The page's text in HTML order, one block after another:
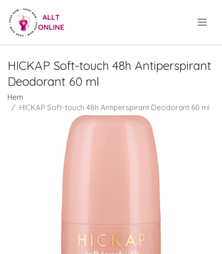
HICKAP Soft-touch 48h Antiperspirant
Deodorant 60 ml
Hem
HICKAP Soft-touch 48h Antiperspirant Deodorant 60 ml